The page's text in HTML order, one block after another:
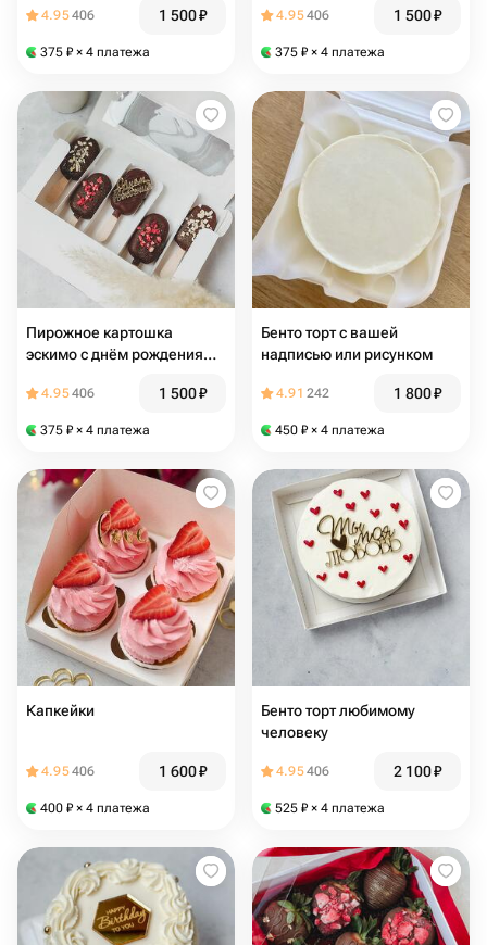
4.95406 1 500₽
375 ₽ × 4 платежа
4.95406 1 500₽
375 ₽ × 4 платежа
Пирожное картошка
эскимо с днём рождения
4.95406 1 500₽
375 ₽ × 4 платежа
Бенто торт с вашей
надписью или рисунком
4.91 242 1 800₽
450 ₽ × 4 платежа
Капкейки
4.95406 1 600₽
400 ₽ × 4 платежа
Бенто торт любимому
человеку
4.95406 2 100₽
525 ₽ × 4 платежа